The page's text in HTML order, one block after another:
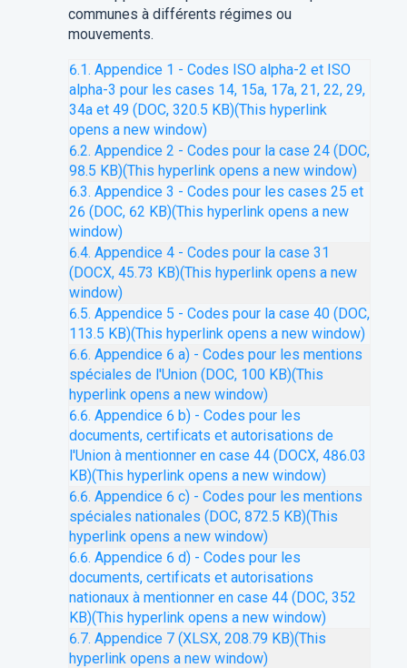
communes à différents régimes ou
mouvements.
6.1. Appendice 1 - Codes ISO alpha-2 et ISO
alpha-3 pour les cases 14, 15a, 17a, 21, 22, 29,
34a et 49 (DOC, 320.5 KB)(This hyperlink
opens a new window)
6.2. Appendice 2 - Codes pour la case 24 (DOC,
98.5 KB)(This hyperlink opens a new window)
6.3. Appendice 3 - Codes pour les cases 25 et
26 (DOC, 62 KB)(This hyperlink opens a new
window)
6.4. Appendice 4 - Codes pour la case 31
(DOCX, 45.73 KB)(This hyperlink opens a new
window)
6.5. Appendice 5 - Codes pour la case 40 (DOC,
113.5 KB)(This hyperlink opens a new window)
6.6. Appendice 6 a) - Codes pour les mentions
spéciales de l'Union (DOC, 100 KB)(This
hyperlink opens a new window)
6.6. Appendice 6 b) - Codes pour les
documents, certificats et autorisations de
l'Union à mentionner en case 44 (DOCX, 486.03
KB)(This hyperlink opens a new window)
6.6. Appendice 6 c) - Codes pour les mentions
spéciales nationales (DOC, 872.5 KB)(This
hyperlink opens a new window)
6.6. Appendice 6 d) - Codes pour les
documents, certificats et autorisations
nationaux à mentionner en case 44 (DOC, 352
KB)(This hyperlink opens a new window)
6.7. Appendice 7 (XLSX, 208.79 KB)(This
hyperlink opens a new window)